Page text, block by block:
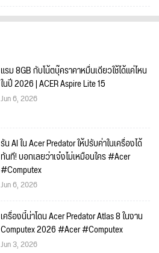
แรม 8GB กับโน้ตบุ๊คราคาหมื่นเดียวใช้ได้แค่ไหน
ในปี 2026 | ACER Aspire Lite 15
Jun 6, 2026
รัน AI ใน Acer Predator ให้ปรับค่าในเครื่องได้
ทันที! บอกเลยว่าเจ๋งไม่เหมือนใคร #Acer
#Computex
Jun 6, 2026
เครื่องนี้น่าโดน Acer Predator Atlas 8 ในงาน
Computex 2026 #Acer #Computex
Jun 3, 2026